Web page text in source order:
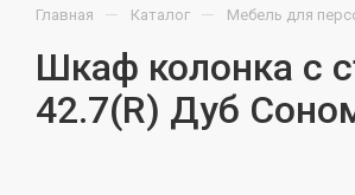
Главная — Каталог — Мебель для
Шкаф колонка с
42.7(R) Дуб